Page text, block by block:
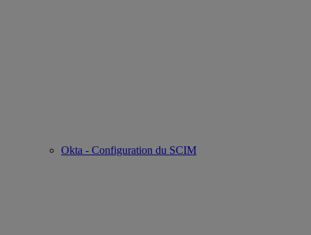
Okta - Configuration du SCIM